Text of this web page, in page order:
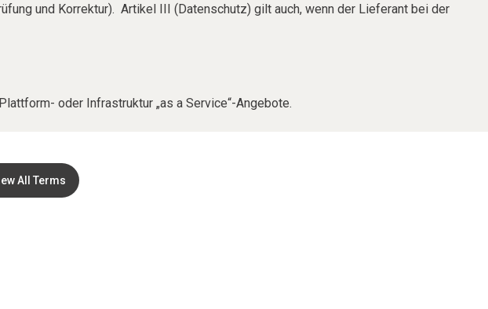
und Korrektur). Artikel III (Datenschutz) gilt auch, wenn der Lieferant bei der
oder Infrastruktur „as a Service“-Angebote.
All Terms